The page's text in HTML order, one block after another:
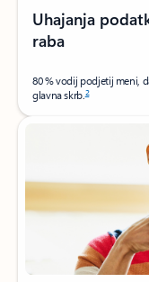
Uhajanja
raba
80 % vodij podjetij meni,
glavna skrb.2